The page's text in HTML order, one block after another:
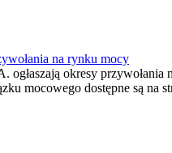
na rynku mocy
ogłaszają okresy
mocowego dostępne są na